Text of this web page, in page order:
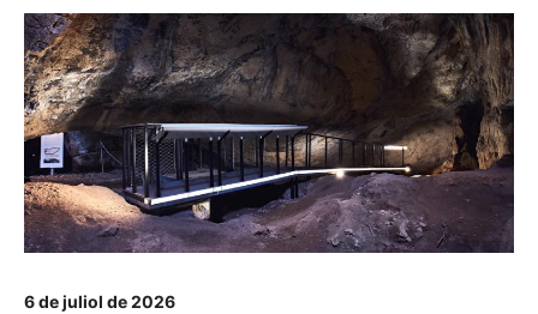
6 de juliol de 2026